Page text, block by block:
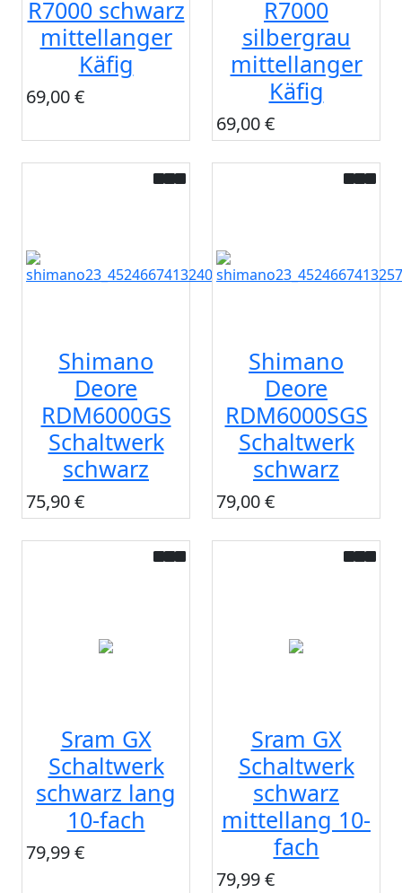
R7000 schwarz
mittellanger
Käfig
69,00 €
R7000
silbergrau
mittellanger
Käfig
69,00 €
Shimano
Deore
RDM6000GS
Schaltwerk
schwarz
75,90 €
Shimano
Deore
RDM6000SGS
Schaltwerk
schwarz
79,00 €
Sram GX
Schaltwerk
schwarz lang
10-fach
79,99 €
Sram GX
Schaltwerk
schwarz
mittellang 10-
fach
79,99 €